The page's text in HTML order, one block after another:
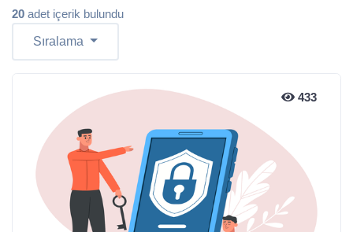
20 adet içerik bulundu
Sıralama
433